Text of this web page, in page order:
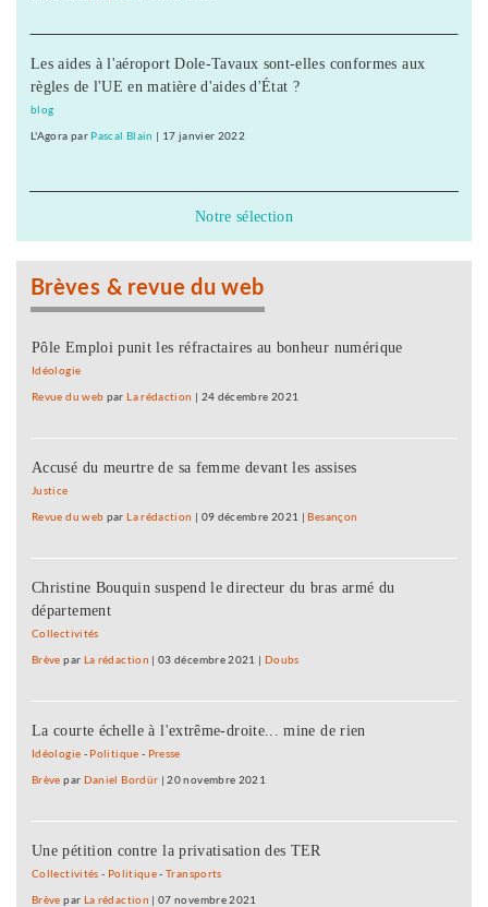
Les aides à l'aéroport Dole-Tavaux sont-elles conformes aux
règles de l'UE en matière d'aides d'État ?
blog
L'Agora par Pascal Blain | 17 janvier 2022
Notre sélection
Brèves & revue du web
Pôle Emploi punit les réfractaires au bonheur numérique
Idéologie
Revue du web parLa rédaction | 24 décembre 2021
Accusé du meurtre de sa femme devant les assises
Justice
Revue du web parLa rédaction | 09 décembre 2021 |Besançon
Christine Bouquin suspend le directeur du bras armé du
département
Collectivités
Brève par La rédaction |03 décembre 2021 | Doubs
La courte échelle à l'extrême-droite... mine de rien
Idéologie - Politique - Presse
Brève par Daniel Bordür |20 novembre 2021
Une pétition contre la privatisation des TER
Collectivités - Politique-Transports
Brève par La rédaction |07 novembre 2021